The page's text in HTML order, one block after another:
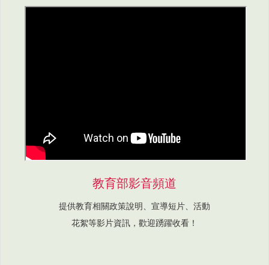
教育部影音頻道
提供教育相關政策說明、宣導短片、活動
花絮等影片資訊，歡迎踴躍收看！